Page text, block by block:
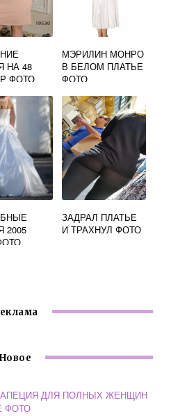
НА 48
ФОТО
МЭРИЛИН МОНРО
В БЕЛОМ ПЛАТЬЕ
ФОТО
2005
ЗАДРАЛ ПЛАТЬЕ
И ТРАХНУЛ ФОТО
Новое
ДЛЯ ПОЛНЫХ ЖЕНЩИН
ФОТО